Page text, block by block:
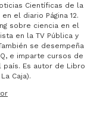
Científicas de la
el diario Página 12.
sobre ciencia en el
en la TV Pública y
se desempeña
e imparte cursos de
Es autor de Libro
Caja).